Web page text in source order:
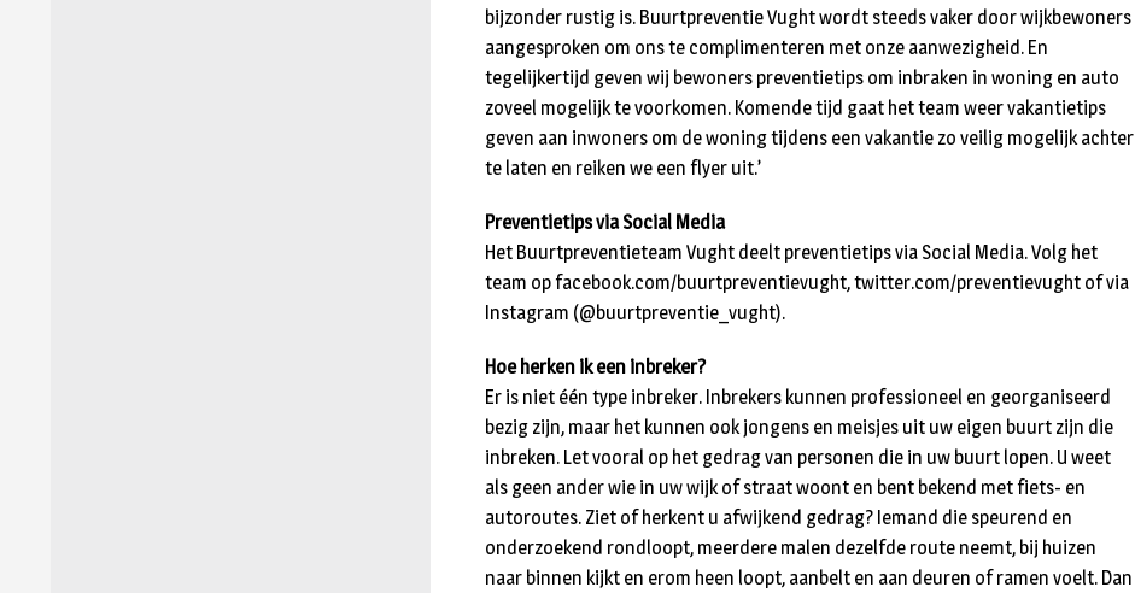
bijzonder rustig is. Buurtpreventie Vught wordt steeds vaker door wijkbewoners
aangesproken om ons te complimenteren met onze aanwezigheid. En
tegelijkertijd geven wij bewoners preventietips om inbraken in woning en auto
zoveel mogelijk te voorkomen. Komende tijd gaat het team weer vakantietips
geven aan inwoners om de woning tijdens een vakantie zo veilig mogelijk achter
te laten en reiken we een flyer uit.’
Preventietips via Social Media
Het Buurtpreventieteam Vught deelt preventietips via Social Media. Volg het
team op facebook.com/buurtpreventievught, twitter.com/preventievught of via
Instagram (@buurtpreventie_vught).
Hoe herken ik een inbreker?
Er is niet één type inbreker. Inbrekers kunnen professioneel en georganiseerd
bezig zijn, maar het kunnen ook jongens en meisjes uit uw eigen buurt zijn die
inbreken. Let vooral op het gedrag van personen die in uw buurt lopen. U weet
als geen ander wie in uw wijk of straat woont en bent bekend met fiets- en
autoroutes. Ziet of herkent u afwijkend gedrag? Iemand die speurend en
onderzoekend rondloopt, meerdere malen dezelfde route neemt, bij huizen
naar binnen kijkt en erom heen loopt, aanbelt en aan deuren of ramen voelt. Dan